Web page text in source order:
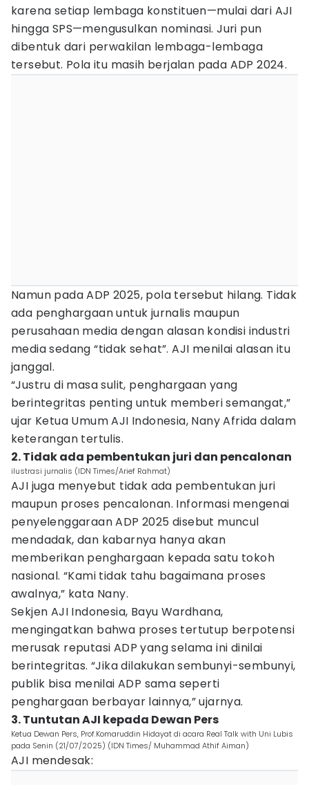
karena setiap lembaga konstituen—mulai dari AJI
hingga SPS—mengusulkan nominasi. Juri pun
dibentuk dari perwakilan lembaga-lembaga
tersebut. Pola itu masih berjalan pada ADP 2024.
Namun pada ADP 2025, pola tersebut hilang. Tidak
ada penghargaan untuk jurnalis maupun
perusahaan media dengan alasan kondisi industri
media sedang “tidak sehat”. AJI menilai alasan itu
janggal.
“Justru di masa sulit, penghargaan yang
berintegritas penting untuk memberi semangat,”
ujar Ketua Umum AJI Indonesia, Nany Afrida dalam
keterangan tertulis.
2. Tidak ada pembentukan juri dan pencalonan
ilustrasi jurnalis (IDN Times/Arief Rahmat)
AJI juga menyebut tidak ada pembentukan juri
maupun proses pencalonan. Informasi mengenai
penyelenggaraan ADP 2025 disebut muncul
mendadak, dan kabarnya hanya akan
memberikan penghargaan kepada satu tokoh
nasional. “Kami tidak tahu bagaimana proses
awalnya,” kata Nany.
Sekjen AJI Indonesia, Bayu Wardhana,
mengingatkan bahwa proses tertutup berpotensi
merusak reputasi ADP yang selama ini dinilai
berintegritas. “Jika dilakukan sembunyi-sembunyi,
publik bisa menilai ADP sama seperti
penghargaan berbayar lainnya,” ujarnya.
3. Tuntutan AJI kepada Dewan Pers
Ketua Dewan Pers, Prof.Komaruddin Hidayat di acara Real Talk with Uni Lubis
pada Senin (21/07/2025) (IDN Times/ Muhammad Athif Aiman)
AJI mendesak: